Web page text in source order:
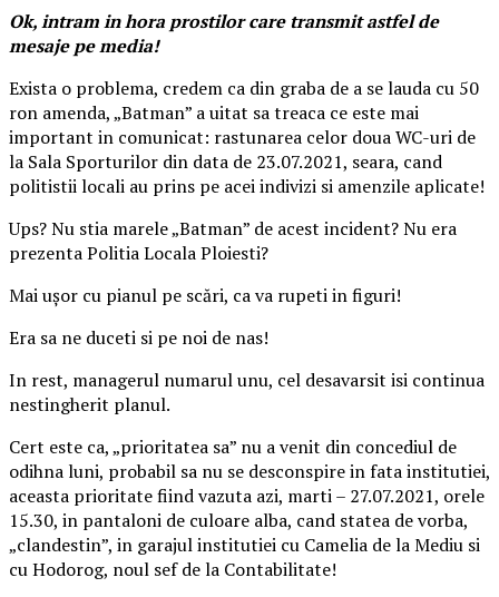
Ok, intram in hora prostilor care transmit astfel de
mesaje pe media!
Exista o problema, credem ca din graba de a se lauda cu 50
ron amenda, „Batman” a uitat sa treaca ce este mai
important in comunicat: rastunarea celor doua WC-uri de
la Sala Sporturilor din data de 23.07.2021, seara, cand
politistii locali au prins pe acei indivizi si amenzile aplicate!
Ups? Nu stia marele „Batman” de acest incident? Nu era
prezenta Politia Locala Ploiesti?
Mai uşor cu pianul pe scări, ca va rupeti in figuri!
Era sa ne duceti si pe noi de nas!
In rest, managerul numarul unu, cel desavarsit isi continua
nestingherit planul.
Cert este ca, „prioritatea sa” nu a venit din concediul de
odihna luni, probabil sa nu se desconspire in fata institutiei,
aceasta prioritate fiind vazuta azi, marti – 27.07.2021, orele
15.30, in pantaloni de culoare alba, cand statea de vorba,
„clandestin”, in garajul institutiei cu Camelia de la Mediu si
cu Hodorog, noul sef de la Contabilitate!